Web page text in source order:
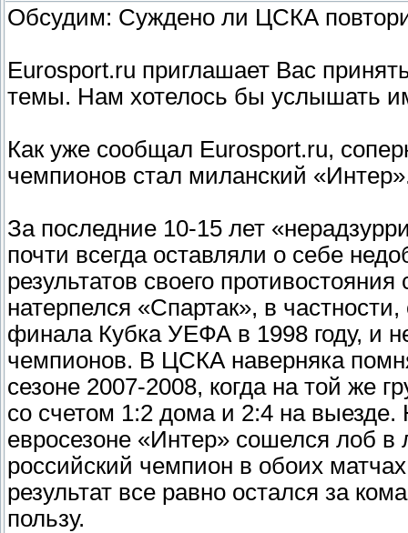
Обсудим: Суждено ли ЦСКА
Eurosport.ru приглашает Вас
темы. Нам хотелось бы услышать
Как уже сообщал Eurosport.ru,
чемпионов стал миланский
За последние 10-15 лет
почти всегда оставляли о себе
результатов своего
натерпелся «Спартак», в
финала Кубка УЕФА в 1998 году, и
чемпионов. В ЦСКА наверняка
сезоне 2007-2008, когда на той же
со счетом 1:2 дома и 2:4 на
евросезоне «Интер» сошелся лоб
российский чемпион в обоих
результат все равно остался за
пользу.